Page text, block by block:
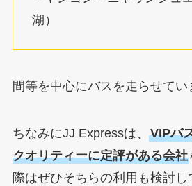
湖）
間等を中心にバスを走らせてい
ちなみにJJ Expressは、 VIPバ
クオリティーに定評がある会社
際はぜひそちらの利用も検討し